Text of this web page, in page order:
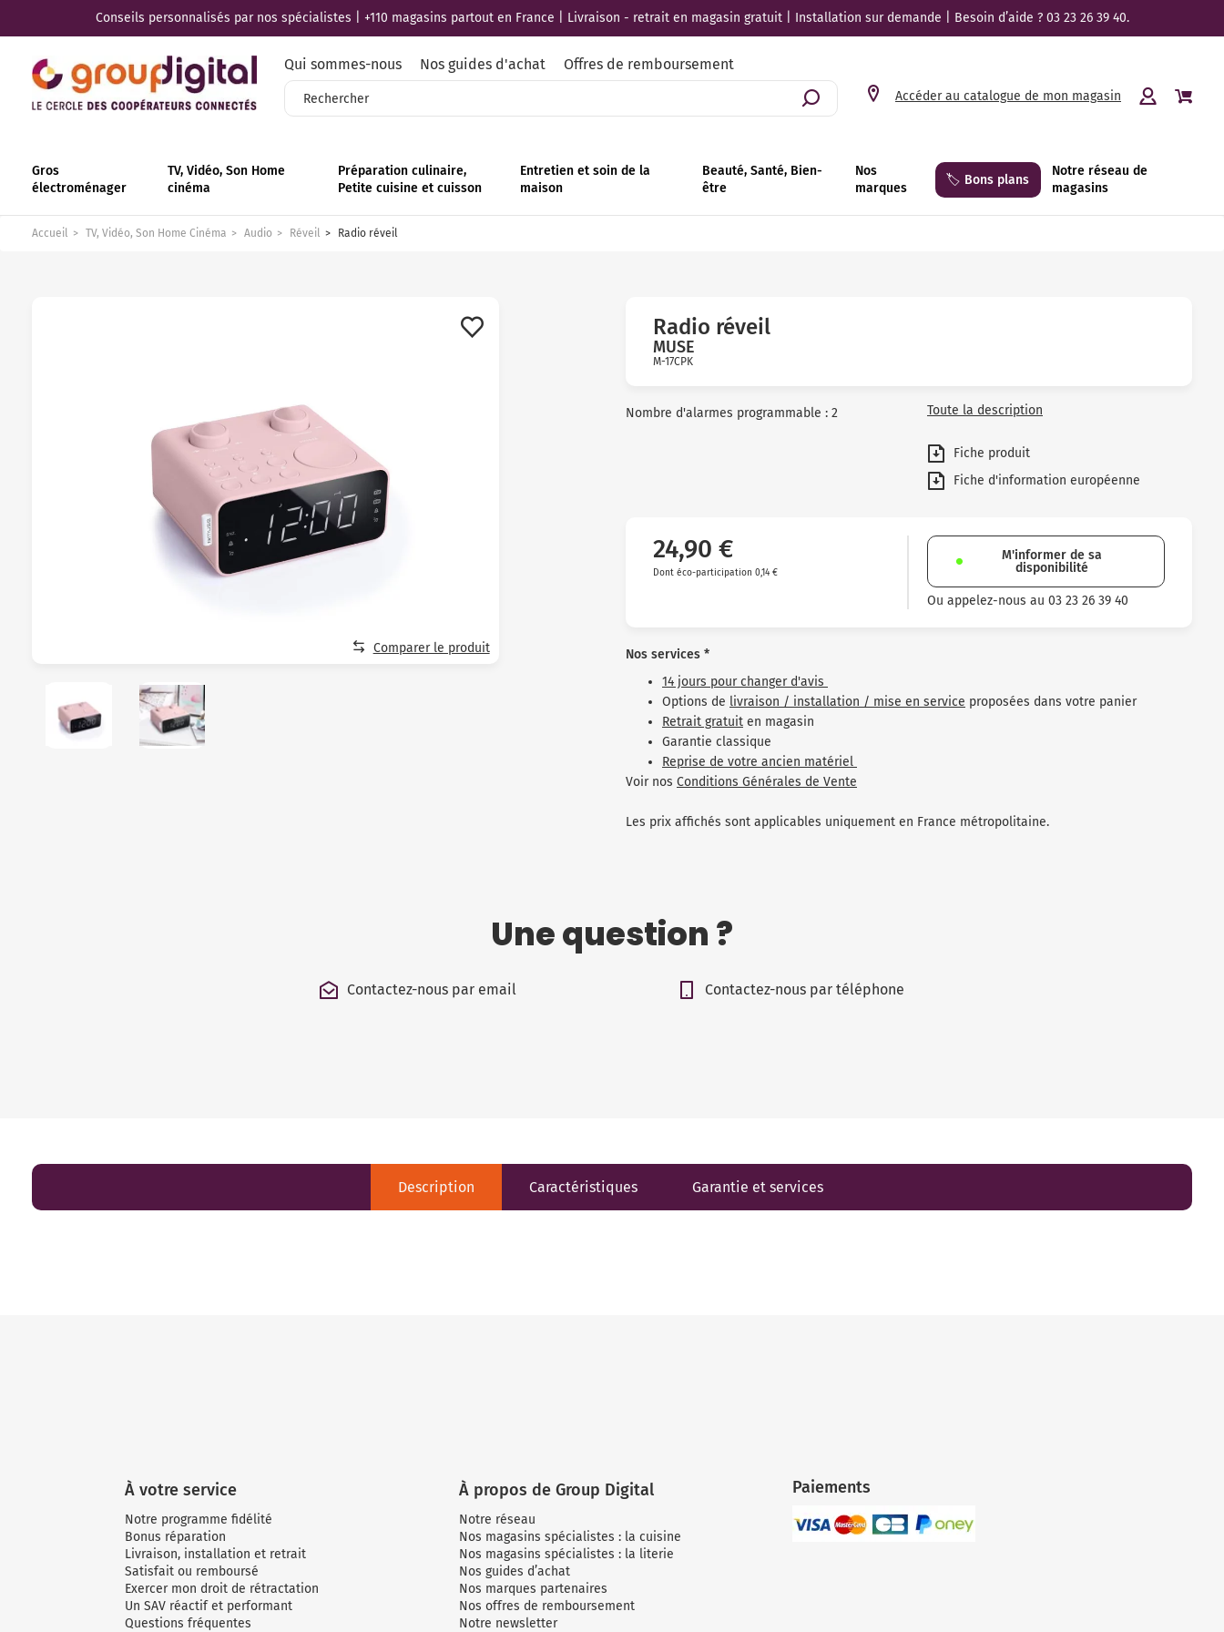
Conseils personnalisés par nos spécialistes | +110 magasins partout en France | Livraison - retrait en magasin gratuit | Installation sur demande | Besoin d’aide ? 03 23 26 39 40.
Qui sommes-nous Nos guides d'achat Offres de remboursement
Accéder au catalogue de mon magasin
Gros
électroménager
TV, Vidéo, Son Home
cinéma
Préparation culinaire,
Petite cuisine et cuisson
Entretien et soin de la
maison
Beauté, Santé, Bien-
être
Nos
marques
🏷️ Bons plans
Notre réseau de
magasins
Accueil TV, Vidéo, Son Home Cinéma Audio Réveil Radio réveil
Comparer le produit
Radio réveil
MUSE
M-17CPK
Nombre d'alarmes programmable : 2 Toute la description
Fiche produit
Fiche d'information européenne
24,90 €
Dont éco-participation 0,14 €
M'informer de sa
disponibilité
Ou appelez-nous au 03 23 26 39 40
Nos services *
14 jours pour changer d'avis
Options de livraison / installation / mise en service proposées dans votre panier
Retrait gratuit en magasin
Garantie classique
Reprise de votre ancien matériel
Voir nos Conditions Générales de Vente
Les prix affichés sont applicables uniquement en France métropolitaine.
Une question ?
Contactez-nous par email Contactez-nous par téléphone
Description Caractéristiques Garantie et services
À votre service
Notre programme fidélité
Bonus réparation
Livraison, installation et retrait
Satisfait ou remboursé
Exercer mon droit de rétractation
Un SAV réactif et performant
Questions fréquentes
À propos de Group Digital
Notre réseau
Nos magasins spécialistes : la cuisine
Nos magasins spécialistes : la literie
Nos guides d’achat
Nos marques partenaires
Nos offres de remboursement
Notre newsletter
Paiements